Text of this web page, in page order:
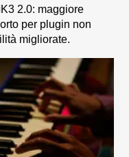
2.0: maggiore
per plugin non
migliorate.